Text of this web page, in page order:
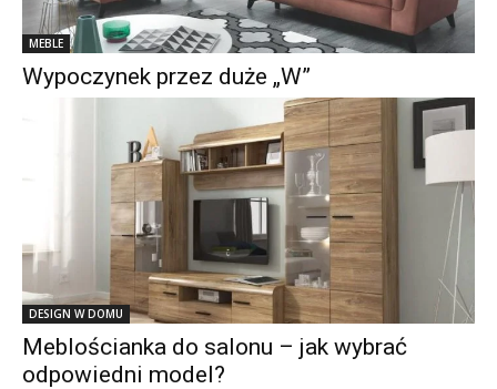
MEBLE
Wypoczynek przez duże „W”
DESIGN W DOMU
Meblościanka do salonu – jak wybrać
odpowiedni model?